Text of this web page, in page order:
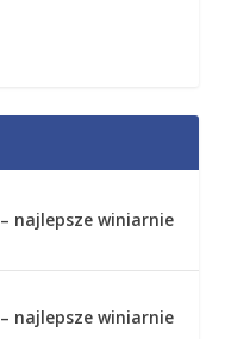
najlepsze winiarnie
najlepsze winiarnie